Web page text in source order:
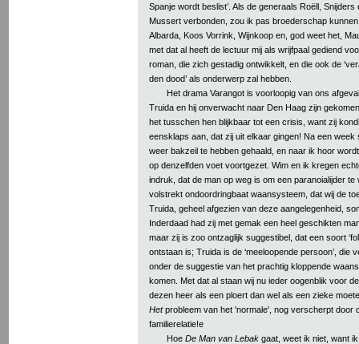
Spanje wordt beslist’. Als de generaals Roëll,
Mussert verbonden, zou ik pas broederschap
Albarda, Koos Vorrink, Wijnkoop en, god weet het,
met dat al heeft de lectuur mij als wrijfpaal gediend
roman, die zich gestadig ontwikkelt, en die ook de
den dood’ als onderwerp zal hebben.
Het drama Varangot is voorloopig van ons
Truida en hij onverwacht naar Den Haag zijn
het tusschen hen blijkbaar tot een crisis, want zij
eensklaps aan, dat zij uit elkaar gingen! Na een week
weer bakzeil te hebben gehaald, en naar ik hoor
op denzelfden voet voortgezet. Wim en ik kregen
indruk, dat de man op weg is om een paranoialijder te
volstrekt ondoordringbaat waansysteem, dat wij de
Truida, geheel afgezien van deze aangelegenheid,
Inderdaad had zij met gemak een heel geschikten
maar zij is zoo ontzaglijk suggestibel, dat een soort
ontstaan is; Truida is de ‘meeloopende persoon’, die
onder de suggestie van het prachtig kloppende
komen. Met dat al staan wij nu ieder oogenblik voor
dezen heer als een ploert dan wel als een zieke
Hetprobleem van het 'normale', nog verscherpt door
familierelatie!e
Hoe De Man van Lebak gaat, weet ik niet, want